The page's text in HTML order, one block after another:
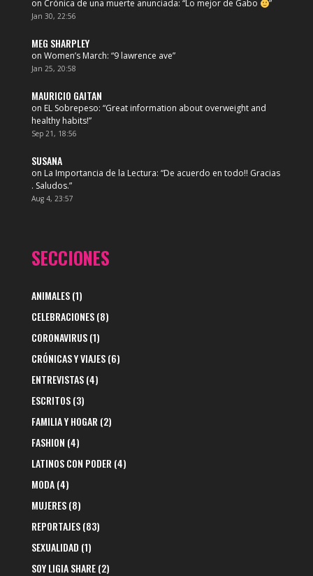
on Crónica de una muerte anunciada: “Lo mejor de Gabo ”
Jan 30, 22:56
MEG SHARPLEY
on Women’s March: “9 lawrence ave”
Jan 25, 20:58
MAURICIO GAITAN
on EL Sobrepeso: “Great information about overweight and
healthy habits!”
Sep 21, 18:56
SUSANA
on La Importancia de la Lectura: “De acuerdo en todo!! Gracias
. Saludos.”
Aug 4, 23:57
SECCIONES
ANIMALES(1)
CELEBRACIONES(8)
CORONAVIRUS(1)
CRÓNICAS Y VIAJES(6)
ENTREVISTAS(4)
ESCRITOS(3)
FAMILIA Y HOGAR (2)
FASHION (4)
LATINOS CON PODER (4)
MODA(4)
MUJERES(8)
REPORTAJES(83)
SEXUALIDAD (1)
SOY LIGIA SHARE(2)